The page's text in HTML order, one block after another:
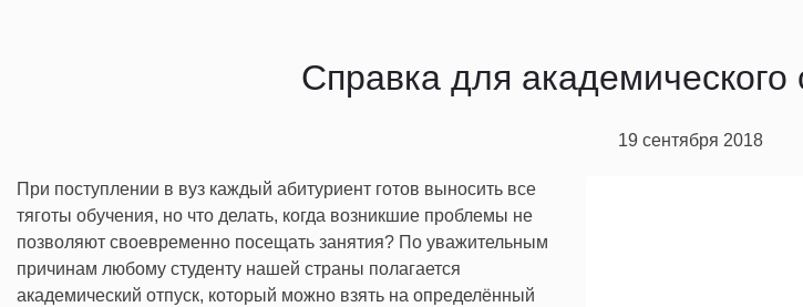
Справка для академического
19 сентября 2018
При поступлении в вуз каждый абитуриент готов выносить все
тяготы обучения, но что делать, когда возникшие проблемы не
позволяют своевременно посещать занятия? По уважительным
причинам любому студенту нашей страны полагается
академический отпуск, который можно взять на определённый